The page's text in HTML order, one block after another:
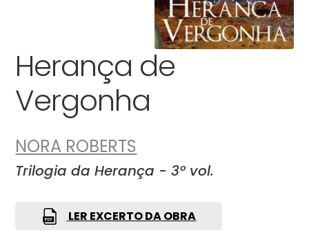
Herança de
Vergonha
NORA ROBERTS
Trilogia da Herança - 3º vol.
LER EXCERTO DA OBRA